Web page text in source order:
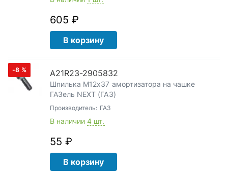
605 ₽
В корзину
-8 % А21R23-2905832
Шпилька М12х37 амортизатора на чашке
ГАЗель NEXT (ГАЗ)
Производитель: ГАЗ
В наличии 4 шт.
55 ₽
В корзину